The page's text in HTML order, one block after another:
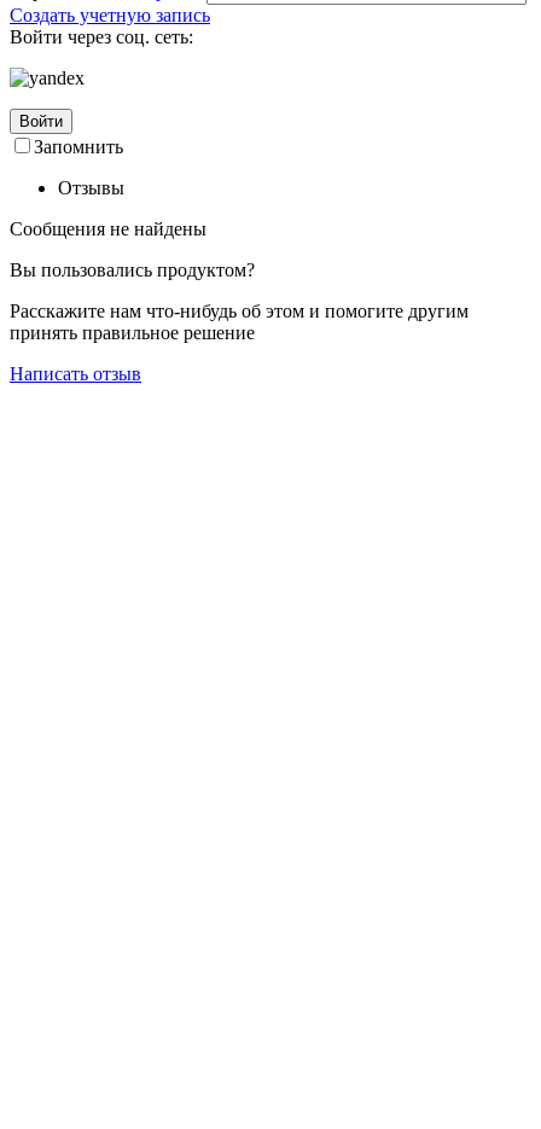
Создать учетную запись
Войти через соц. сеть:
Войти
Запомнить
Отзывы
Сообщения не найдены
Вы пользовались продуктом?
Расскажите нам что-нибудь об этом и помогите другим
принять правильное решение
Написать отзыв